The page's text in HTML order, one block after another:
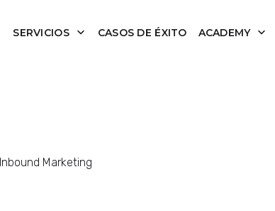
SERVICIOS CASOS DE ÉXITO ACADEMY
Marketing